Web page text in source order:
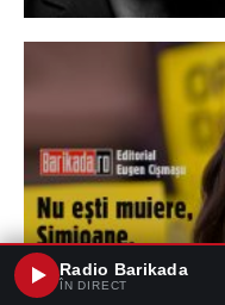
Nu ești
Radio Barikada
ÎN DIRECT